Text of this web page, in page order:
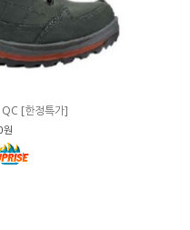
[한정특가]
원